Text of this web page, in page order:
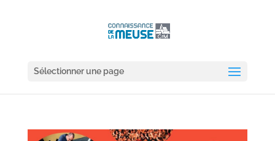
Sélectionner une page